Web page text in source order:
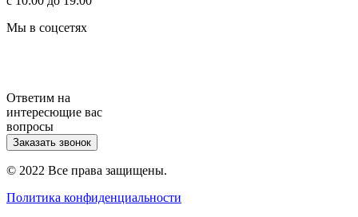
Мы в соцсетях
Ответим на
интересющие вас
вопросы
Заказать звонок
© 2022 Все права защищены.
Политика конфиденциальности